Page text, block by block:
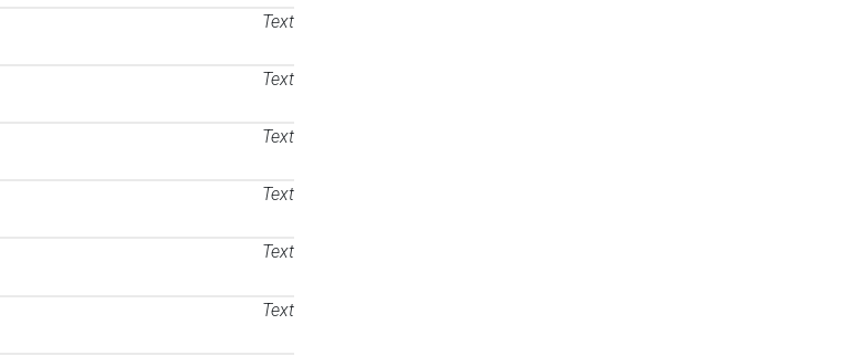
Text
Text
Text
Text
Text
Text